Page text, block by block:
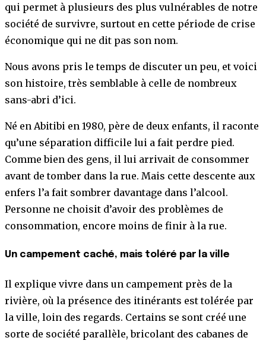
qui permet à plusieurs des plus vulnérables de notre
société de survivre, surtout en cette période de crise
économique qui ne dit pas son nom.
Nous avons pris le temps de discuter un peu, et voici
son histoire, très semblable à celle de nombreux
sans-abri d’ici.
Né en Abitibi en 1980, père de deux enfants, il raconte
qu’une séparation difficile lui a fait perdre pied.
Comme bien des gens, il lui arrivait de consommer
avant de tomber dans la rue. Mais cette descente aux
enfers l’a fait sombrer davantage dans l’alcool.
Personne ne choisit d’avoir des problèmes de
consommation, encore moins de finir à la rue.
Un campement caché, mais toléré par la ville
Il explique vivre dans un campement près de la
rivière, où la présence des itinérants est tolérée par
la ville, loin des regards. Certains se sont créé une
sorte de société parallèle, bricolant des cabanes de